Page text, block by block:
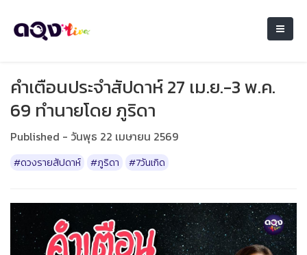
คำเตือนประจำสัปดาห์ 27 เม.ย.-3 พ.ค.
69 ทำนายโดย ภูริดา
Published - วันพุธ 22 เมษายน 2569
#ดวงรายสัปดาห์ #ภูริดา #7วันเกิด